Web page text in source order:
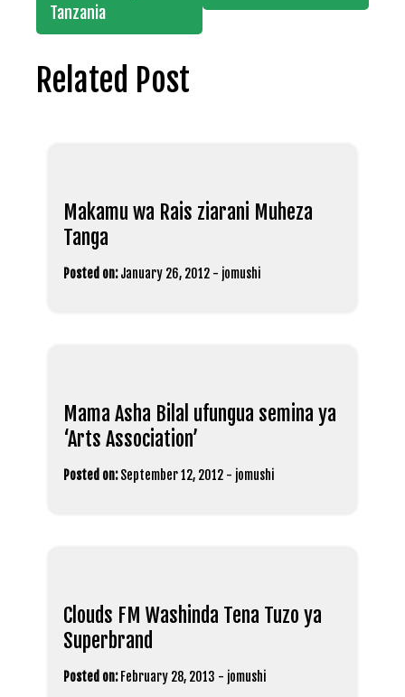
Tanzania
Related Post
Makamu wa Rais ziarani Muheza
Tanga
Posted on: January 26, 2012 - jomushi
Mama Asha Bilal ufungua semina ya
‘Arts Association’
Posted on: September 12, 2012 - jomushi
Clouds FM Washinda Tena Tuzo ya
Superbrand
Posted on: February 28, 2013 - jomushi